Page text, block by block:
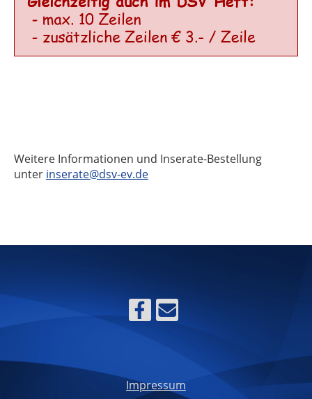
Weitere Informationen und Inserate-Bestellung
unter inserate@dsv-ev.de
Impressum